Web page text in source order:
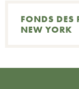
FONDS DES
NEW YORK